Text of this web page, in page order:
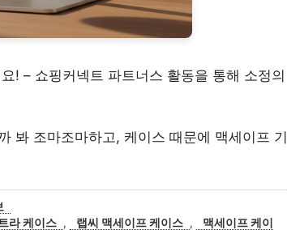
! – 쇼핑커넥트 파트너스 활동을 통해 소정의
봐 조마조마하고, 케이스 때문에 맥세이프 기
라 케이스 , 랩씨 맥세이프 케이스 ,
맥세이프 케이